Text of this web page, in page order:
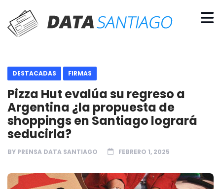
DESTACADAS FIRMAS
Pizza Hut evalúa su regreso a
Argentina ¿la propuesta de
shoppings en Santiago logrará
seducirla?
BY PRENSA DATA SANTIAGO FEBRERO 1, 2025